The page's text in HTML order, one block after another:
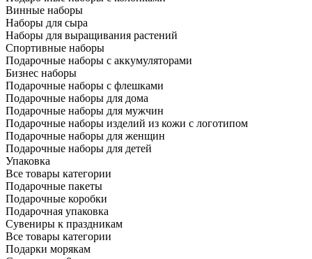
Винные наборы
Наборы для сыра
Наборы для выращивания растений
Спортивные наборы
Подарочные наборы с аккумуляторами
Бизнес наборы
Подарочные наборы с флешками
Подарочные наборы для дома
Подарочные наборы для мужчин
Подарочные наборы изделий из кожи с логотипом
Подарочные наборы для женщин
Подарочные наборы для детей
Упаковка
Все товары категории
Подарочные пакеты
Подарочные коробки
Подарочная упаковка
Сувениры к праздникам
Все товары категории
Подарки морякам